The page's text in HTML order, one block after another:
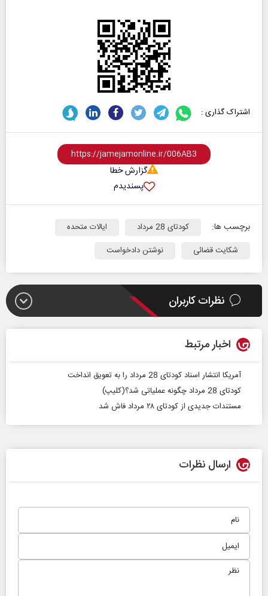
اشتراک گذاری :
گزارش خطا
پسندیدم
برچسب ها: کودتای 28 مرداد
ایالات متحده
شکایت قضائی
نوشتن دادخواست
نظرات کاربران
اخبار مرتبط
آمریکا انتشار اسناد کودتای 28 مرداد را به تعویق انداخت
کودتای 28 مرداد چگونه عملیاتی شد؟(کلیپ)
مستندات جدیدی از کودتای ۲۸ مرداد فاش شد
ارسال نظرات